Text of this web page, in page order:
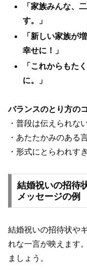
「家族みんな、
す。」
「新しい家族が
幸せに！」
「これからもた
に。」
バランスのとり方の
・普段は伝えられな
・あたたかみのある
・形式にとらわれす
結婚祝いの招待
メッセージの例
結婚祝いの招待状や
れな一言が映えます
ましょう。